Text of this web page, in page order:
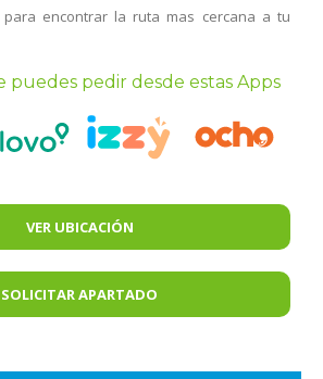
encontrar la ruta mas cercana a tu
puedes pedir desde estas Apps
VER UBICACIÓN
SOLICITAR APARTADO